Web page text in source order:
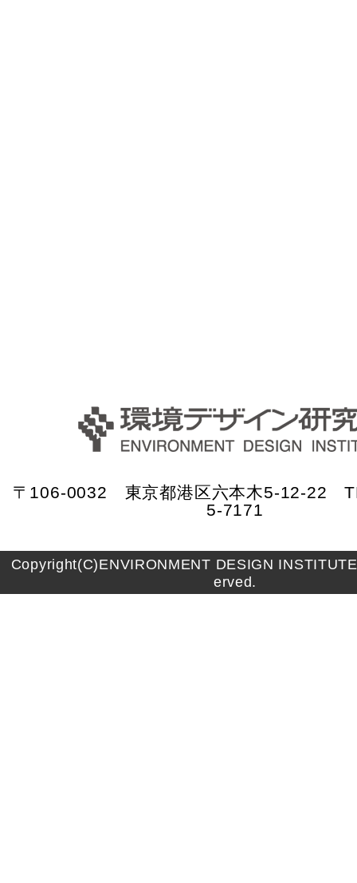
〒106-0032 東京都港区六本木5-12-22
5-7171
Copyright(C)ENVIRONMENT DESIGN
erved.